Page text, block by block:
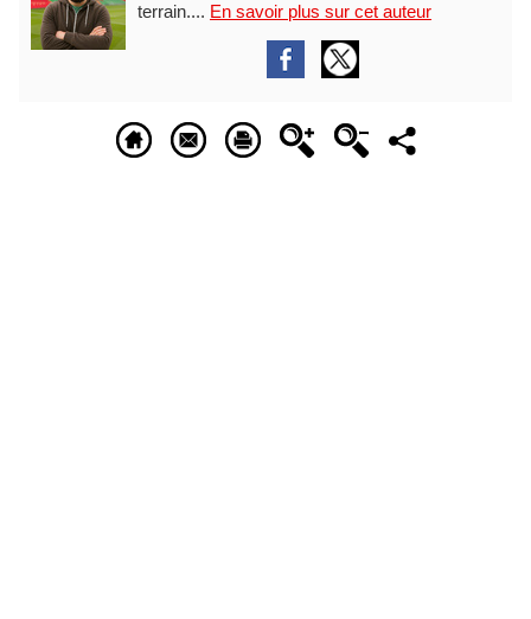
terrain.... En savoir plus sur cet auteur